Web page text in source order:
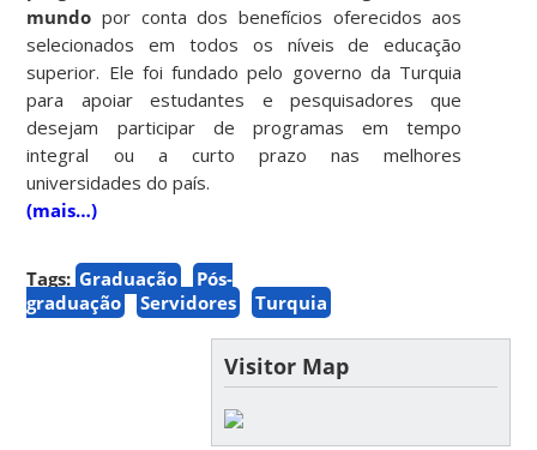
mundo por conta dos benefícios oferecidos aos
selecionados em todos os níveis de educação
superior. Ele foi fundado pelo governo da Turquia
para apoiar estudantes e pesquisadores que
desejam participar de programas em tempo
integral ou a curto prazo nas melhores
universidades do país.
(mais…)
Tags: Graduação
Pós-
graduação
Servidores Turquia
Visitor Map